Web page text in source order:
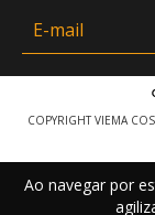
Ao navegar por
COPYRIGHT VIEMA